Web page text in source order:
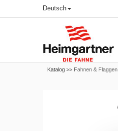
Deutsch
Katalog >> Fahnen & Flaggen